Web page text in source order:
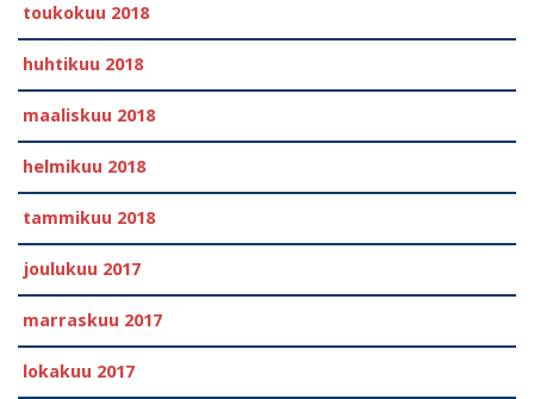
toukokuu 2018
huhtikuu 2018
maaliskuu 2018
helmikuu 2018
tammikuu 2018
joulukuu 2017
marraskuu 2017
lokakuu 2017